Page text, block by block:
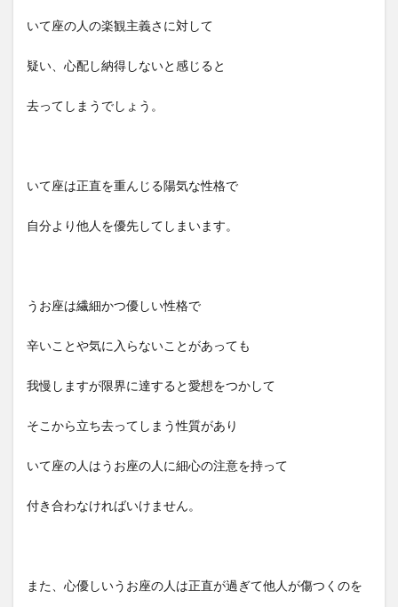
いて座の人の楽観主義さに対して
疑い、心配し納得しないと感じると
去ってしまうでしょう。
いて座は正直を重んじる陽気な性格で
自分より他人を優先してしまいます。
うお座は繊細かつ優しい性格で
辛いことや気に入らないことがあっても
我慢しますが限界に達すると愛想をつかして
そこから立ち去ってしまう性質があり
いて座の人はうお座の人に細心の注意を持って
付き合わなければいけません。
また、心優しいうお座の人は正直が過ぎて他人が傷つくのを